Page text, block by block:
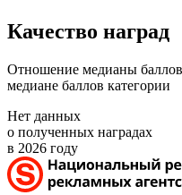
Качество наград
Отношение медианы
медиане баллов категории
Нет данных
о полученных наградах
в 2026 году